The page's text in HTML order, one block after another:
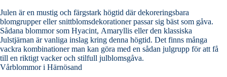
Julen är en mustig och färgstark högtid där dekoreringsbara
blomgrupper eller snittblomsdekorationer passar sig bäst som gåva.
Sådana blommor som Hyacint, Amaryllis eller den klassiska
Julstjärnan är vanliga inslag kring denna högtid. Det finns många
vackra kombinationer man kan göra med en sådan julgrupp för att få
till en riktigt vacker och stilfull julblomsgåva.
Vårblommor i Härnösand